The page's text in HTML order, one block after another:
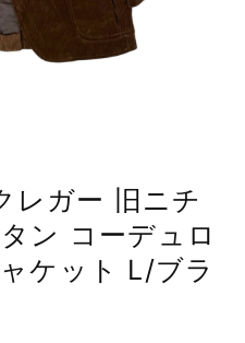
レガー 旧ニチ
ン コーデュロ
ケット L/ブラ